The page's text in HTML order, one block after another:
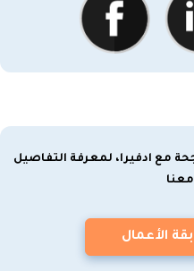
مع ادفيرا، لمعرفة التفاصيل
الأعمال